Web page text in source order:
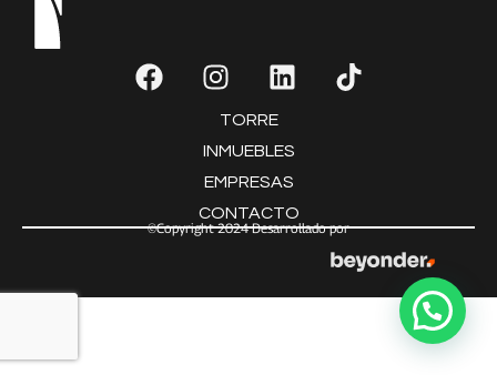
TORRE
INMUEBLES
EMPRESAS
CONTACTO
©Copyright 2024 Desarrollado por